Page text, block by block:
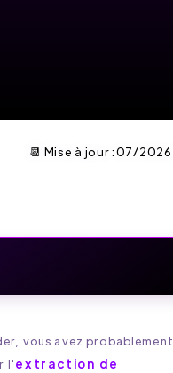
📆 Mise à jour :07/2026
vous avez probablement
l'extraction de